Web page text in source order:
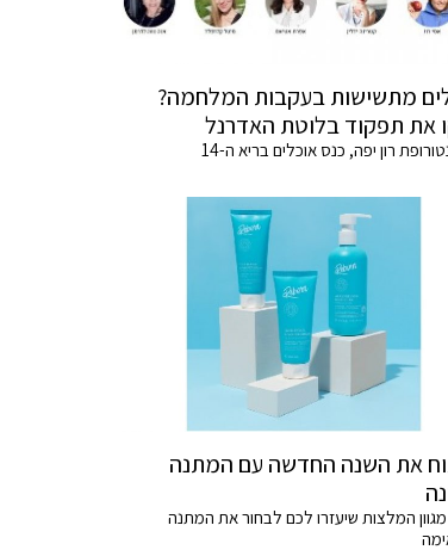
מתשישות בעקבות המלחמה?
את תפקוד בלוטת האדרנל
רון יפה, כנס אוכלים בריא ה-14
את השנה החדשה עם המתנה
מגוון המלצות שיעזרו לכם לבחור את המתנה